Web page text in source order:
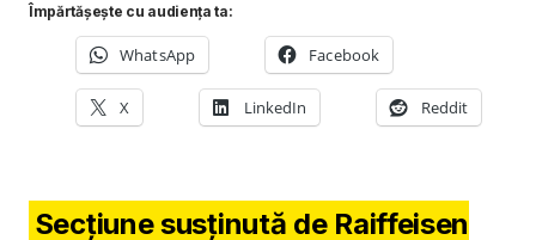
Împărtășește cu audiența ta:
WhatsApp Facebook
X LinkedIn Reddit
Secțiune susținută de Raiffeisen